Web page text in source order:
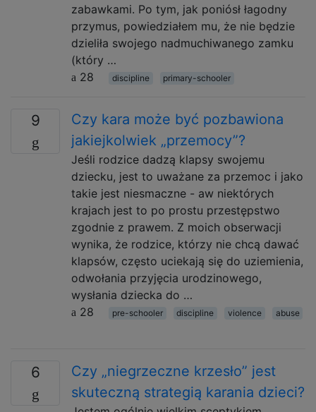
zabawkami. Po tym, jak poniósł łagodny
przymus, powiedziałem mu, że nie będzie
dzieliła swojego nadmuchiwanego zamku
(który …
28
discipline primary-schooler
9
Czy kara może być pozbawiona
jakiejkolwiek „przemocy”?
Jeśli rodzice dadzą klapsy swojemu
dziecku, jest to uważane za przemoc i jako
takie jest niesmaczne - aw niektórych
krajach jest to po prostu przestępstwo
zgodnie z prawem. Z moich obserwacji
wynika, że ​​rodzice, którzy nie chcą dawać
klapsów, często uciekają się do uziemienia,
odwołania przyjęcia urodzinowego,
wysłania dziecka do …
28
pre-schooler discipline violence abuse
6
Czy „niegrzeczne krzesło” jest
skuteczną strategią karania dzieci?